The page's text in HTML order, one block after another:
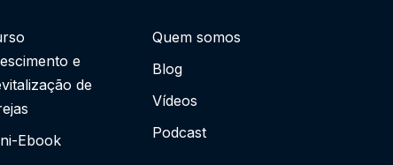
e
de
Ebook
Quem somos
Blog
Vídeos
Podcast